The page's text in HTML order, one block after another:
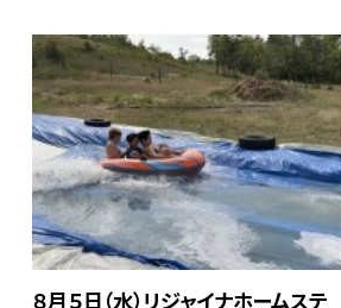
８月５日（水）リジャイナホームステ